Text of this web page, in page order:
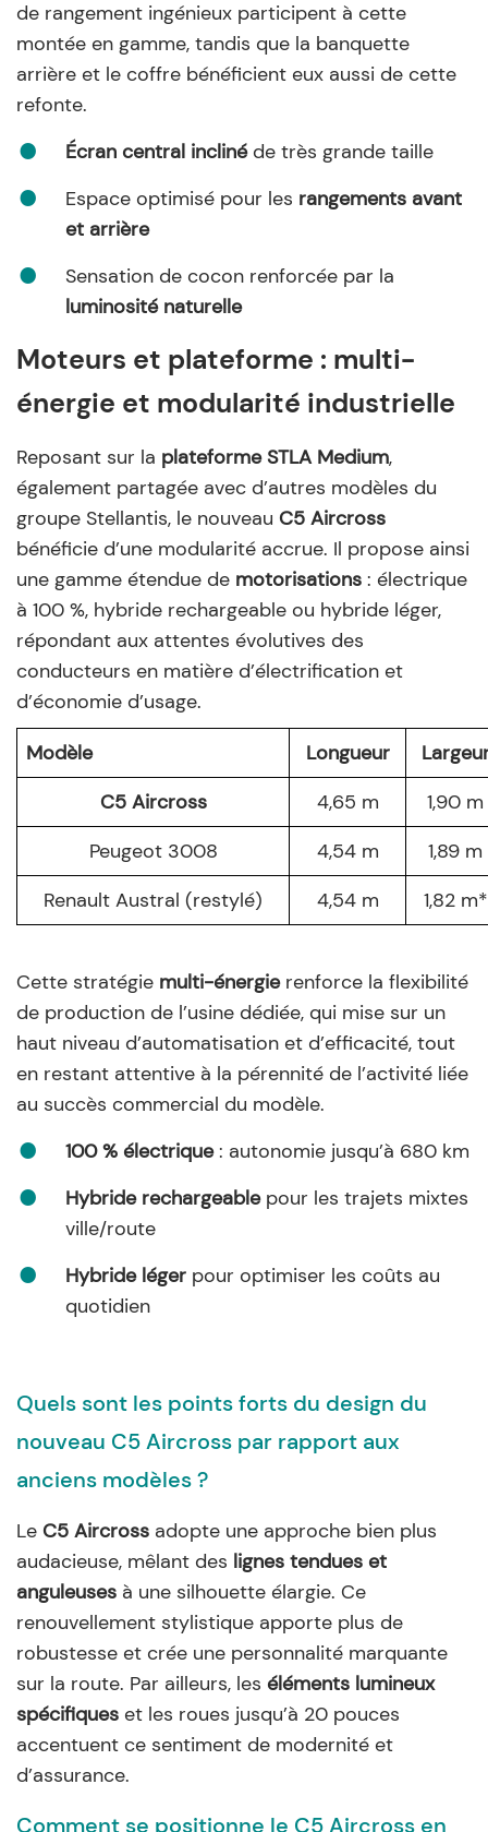
de rangement ingénieux participent à cette
montée en gamme, tandis que la banquette
arrière et le coffre bénéficient eux aussi de cette
refonte.
Écran central inclinéde très grande taille
Espace optimisé pour les rangements avant
et arrière
Sensation de cocon renforcée par la
luminosité naturelle
Moteurs et plateforme : multi-
énergie et modularité industrielle
Reposant sur la plateforme STLA Medium,
également partagée avec d’autres modèles du
groupe Stellantis, le nouveau C5 Aircross
bénéficie d’une modularité accrue. Il propose ainsi
une gamme étendue de motorisations : électrique
à 100 %, hybride rechargeable ou hybride léger,
répondant aux attentes évolutives des
conducteurs en matière d’électrification et
d’économie d’usage.
Modèle
Longueur
C5 Aircross
4,65 m
1,90 m
Peugeot 3008
4,54 m
1,89 m
Renault Austral (restylé)
4,54 m 1,82 m*
Cette stratégie multi-énergierenforce la flexibilité
de production de l’usine dédiée, qui mise sur un
haut niveau d’automatisation et d’efficacité, tout
en restant attentive à la pérennité de l’activité liée
au succès commercial du modèle.
100 % électrique: autonomie jusqu’à 680 km
Hybride rechargeablepour les trajets mixtes
ville/route
Hybride léger pour optimiser les coûts au
quotidien
Quels sont les points forts du design du
nouveau C5 Aircross par rapport aux
anciens modèles ?
Le C5 Aircross adopte une approche bien plus
audacieuse, mêlant des lignes tendues et
anguleuses à une silhouette élargie. Ce
renouvellement stylistique apporte plus de
robustesse et crée une personnalité marquante
sur la route. Par ailleurs, les éléments lumineux
spécifiques et les roues jusqu’à 20 pouces
accentuent ce sentiment de modernité et
d’assurance.
Comment se positionne le C5 Aircross en